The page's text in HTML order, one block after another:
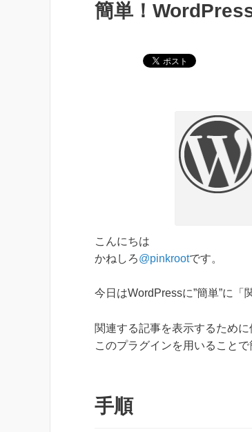
簡単！
こんにちは
かねしろ@pinkrootです。
今日はWordPressに”簡単”に「
関連する記事を表示するため
このプラグインを用いること
手順